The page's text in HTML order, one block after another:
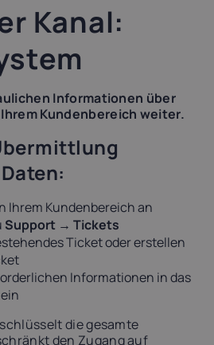
Kanal:
Informationen über
Kundenbereich weiter.
Ihrem Kundenbereich an
Support → Tickets
Ticket oder erstellen
Informationen in das
die gesamte
den Zugang auf